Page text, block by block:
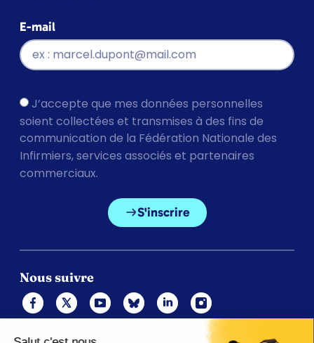
E-mail
J’accepte que mes données personnelles
soient collectées et transmises à des fins de
communication de la Fédération Nationale des
Infirmiers, services associés et partenaires
commerciaux.
S'inscrire
Nous suivre